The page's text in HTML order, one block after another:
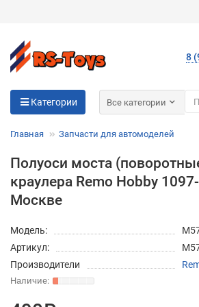
8
Категории Все категории
Главная Запчасти для автомоделей
Полуоси моста
краулера Remo Hobby
Москве
Модель:
Артикул:
Производители
Разбейте
на части
без переплат
График платежей
Сегодня
25%